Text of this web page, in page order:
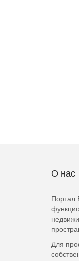
О нас
Портал
Для